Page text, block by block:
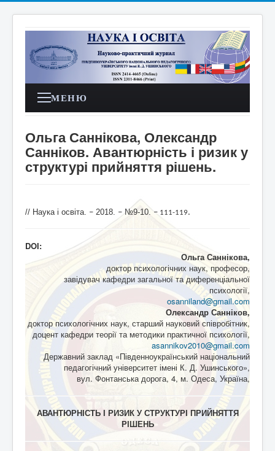
МЕНЮ
Ольга Саннікова, Олександр
Санніков. Авантюрність і ризик у
структурі прийняття рішень.
// Наука і освіта. – 2018. – №9-10.– 111-119.
DOI:
Ольга Саннікова,
доктор психологічних наук, професор,
завідувач кафедри загальної та диференціальної
психології,
osanniland@gmail.com
Олександр Санніков,
доктор психологічних наук, старший науковий співробітник,
доцент кафедри теорії та методики практичної психології,
asannikov2010@gmail.com
Державний заклад «Південноукраїнський національний
педагогічний університет імені К. Д. Ушинського»,
вул. Фонтанська дорога, 4, м. Одеса, Україна,
АВАНТЮРНІСТЬ І РИЗИК У СТРУКТУРІ ПРИЙНЯТТЯ
РІШЕНЬ